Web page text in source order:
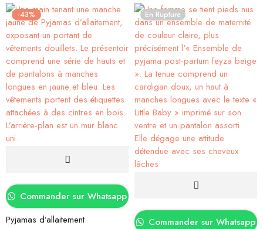
-43%
Commander sur Whatsapp
Pyjamas d’allaitement
En Rupture
Commander sur Whatsapp